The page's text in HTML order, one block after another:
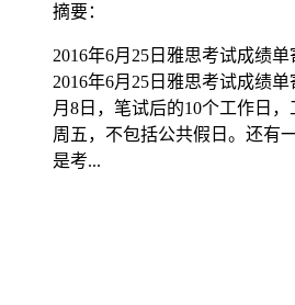
摘要：
2016年6月25日雅思考试成绩
2016年6月25日雅思考试成绩
月8日，笔试后的10个工作日
周五，不包括公共假日。还有
是考...